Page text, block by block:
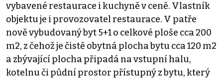
vybavené restaurace i kuchyně v ceně. Vlastník
objektu je i provozovatel restaurace. V patře
nově vybudovaný byt 5+1 o celkové ploše cca 200
m2, z čehož je čistě obytná plocha bytu cca 120 m2
a zbývající plocha připadá na vstupní halu,
kotelnu či půdní prostor přístupný z bytu, který